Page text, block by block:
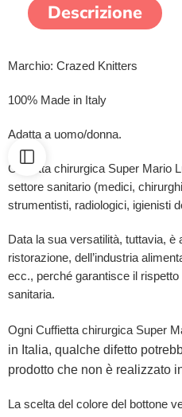
Descrizione
Marchio: Crazed Knitters
100% Made in Italy
Adatta a uomo/donna.
Cuffietta chirurgica Super Mario
settore sanitario (medici,
strumentisti, radiologici, igienisti
Data la sua versatilità, tuttavia, è
ristorazione, dell’industria
ecc., perché garantisce il
sanitaria.
Ogni Cuffietta chirurgica Super
in Italia, qualche difetto
prodotto che non è realizzato
La scelta del colore del bottone